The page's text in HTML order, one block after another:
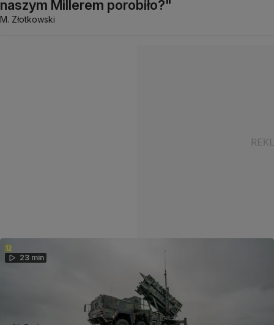
naszym Millerem porobiło?"
M. Złotkowski
23 min